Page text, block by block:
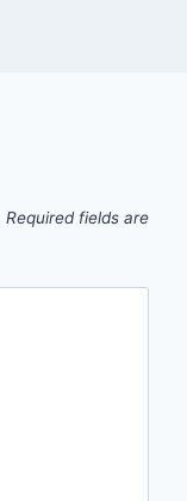
Required fields are